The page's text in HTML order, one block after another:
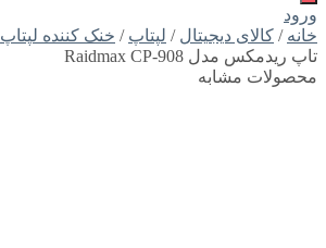
ورود
خانه / کالای دیجیتال / لپتاپ / خنک کننده لپتاپ
تاپ ریدمکس مدل Raidmax CP-908
محصولات مشابه